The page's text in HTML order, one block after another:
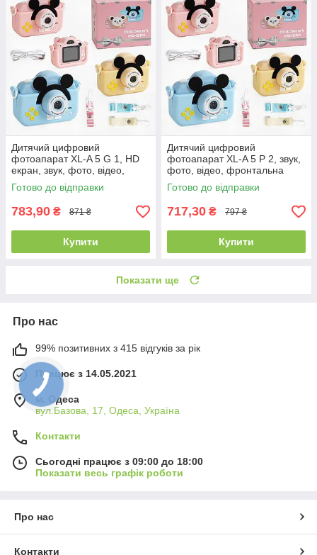
Дитячий цифровий
фотоапарат XL-A 5 G 1, HD
екран, звук, фото, відео,
фронтальна камера, ігри,
роз'єм для SD
Готово до відправки
783,90 ₴ 871 ₴
Купити
Дитячий цифровий
фотоапарат XL-A 5 P 2, звук,
фото, відео, фронтальна
камера, ігри, роз'єм для SD-
карти
Готово до відправки
717,30 ₴ 797 ₴
Купити
Показати ще
Про нас
99% позитивних з 415 відгуків за рік
Працює з 14.05.2021
м. Одеса
вул.Базова, 17, Одеса, Україна
Контакти
Сьогодні працює з 09:00 до 18:00
Показати весь графік роботи
Про нас
Контакти